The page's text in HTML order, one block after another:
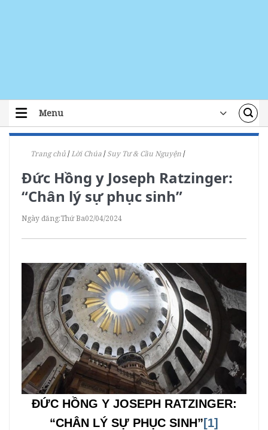
Menu
TRANG CHỦ
ĐOÀN THỂ
VĂN HOÁ NGHỆ THUẬT
TƯ LIỆU
GIỚI THIỆU
LIÊN HỆ
Trang chủ/Lời Chúa/Suy Tư & Cầu Nguyện/
Đức Hồng y Joseph Ratzinger:
“Chân lý sự phục sinh”
Ngày đăng:Thứ Ba02/04/2024
ĐỨC HỒNG Y JOSEPH RATZINGER:
“CHÂN LÝ SỰ PHỤC SINH”[1]